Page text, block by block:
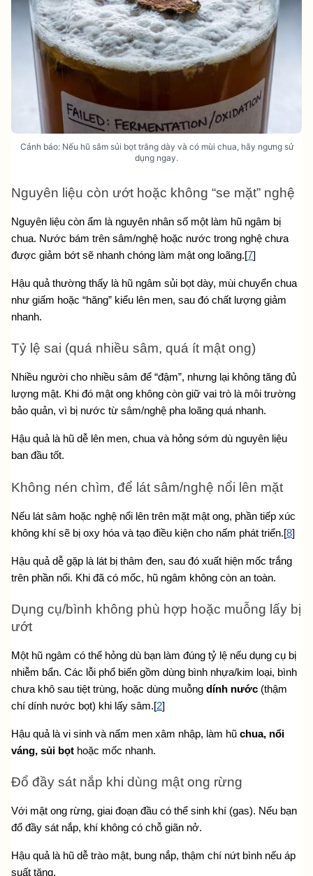
Cảnh báo: Nếu hũ sâm sủi bọt trắng dày và có mùi chua, hãy ngưng sử
dụng ngay.
Nguyên liệu còn ướt hoặc không “se mặt” nghệ
Nguyên liệu còn ẩm là nguyên nhân số một làm hũ ngâm bị
chua. Nước bám trên sâm/nghệ hoặc nước trong nghệ chưa
được giảm bớt sẽ nhanh chóng làm mật ong loãng.[7]
Hậu quả thường thấy là hũ ngâm sủi bọt dày, mùi chuyển chua
như giấm hoặc “hăng” kiểu lên men, sau đó chất lượng giảm
nhanh.
Tỷ lệ sai (quá nhiều sâm, quá ít mật ong)
Nhiều người cho nhiều sâm để “đậm”, nhưng lại không tăng đủ
lượng mật. Khi đó mật ong không còn giữ vai trò là môi trường
bảo quản, vì bị nước từ sâm/nghệ pha loãng quá nhanh.
Hậu quả là hũ dễ lên men, chua và hỏng sớm dù nguyên liệu
ban đầu tốt.
Không nén chìm, để lát sâm/nghệ nổi lên mặt
Nếu lát sâm hoặc nghệ nổi lên trên mặt mật ong, phần tiếp xúc
không khí sẽ bị oxy hóa và tạo điều kiện cho nấm phát triển.[8]
Hậu quả dễ gặp là lát bị thâm đen, sau đó xuất hiện mốc trắng
trên phần nổi. Khi đã có mốc, hũ ngâm không còn an toàn.
Dụng cụ/bình không phù hợp hoặc muỗng lấy bị
ướt
Một hũ ngâm có thể hỏng dù bạn làm đúng tỷ lệ nếu dụng cụ bị
nhiễm bẩn. Các lỗi phổ biến gồm dùng bình nhựa/kim loại, bình
chưa khô sau tiệt trùng, hoặc dùng muỗng dính nước (thậm
chí dính nước bọt) khi lấy sâm.[2]
Hậu quả là vi sinh và nấm men xâm nhập, làm hũ chua, nổi
váng, sủi bọt hoặc mốc nhanh.
Đổ đầy sát nắp khi dùng mật ong rừng
Với mật ong rừng, giai đoạn đầu có thể sinh khí (gas). Nếu bạn
đổ đầy sát nắp, khí không có chỗ giãn nở.
Hậu quả là hũ dễ trào mật, bung nắp, thậm chí nứt bình nếu áp
suất tăng.